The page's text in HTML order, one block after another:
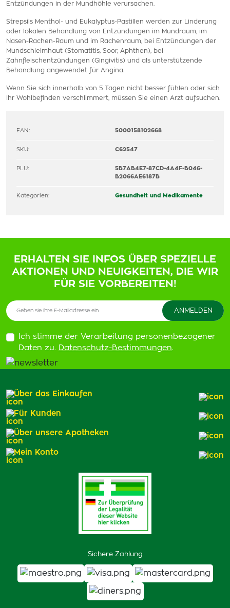
Entzündungen in der Mundhöhle verursachen.
Strepsils Menthol- und Eukalyptus-Pastillen werden zur Linderung
oder lokalen Behandlung von Entzündungen im Mundraum, im
Nasen-Rachen-Raum und im Rachenraum, bei Entzündungen der
Mundschleimhaut (Stomatitis, Soor, Aphthen), bei
Zahnfleischentzündungen (Gingivitis) und als unterstützende
Behandlung angewendet für Angina.
Wenn Sie sich innerhalb von 5 Tagen nicht besser fühlen oder sich
Ihr Wohlbefinden verschlimmert, müssen Sie einen Arzt aufsuchen.
EAN: 5000158102668
SKU: C62547
PLU:
5B7AB4E7-87CD-4A4F-B046-
B2066AE6187B
Kategorien: Gesundheit und Medikamente
ERHALTEN SIE INFOS ÜBER SPEZIELLE
AKTIONEN UND NEUIGKEITEN, DIE WIR
FÜR SIE VORBEREITEN!
Ich stimme der Verarbeitung personenbezogener
Daten zu. Datenschutz-Bestimmungen.
Sichere Zahlung
Über das Einkaufen
Für Kunden
Über unsere Apotheken
Mein Konto